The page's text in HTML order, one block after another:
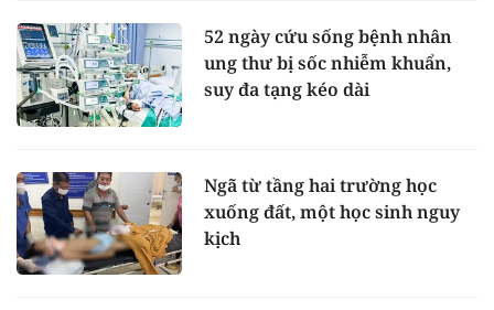
52 ngày cứu sống bệnh nhân
ung thư bị sốc nhiễm khuẩn,
suy đa tạng kéo dài
Ngã từ tầng hai trường học
xuống đất, một học sinh nguy
kịch